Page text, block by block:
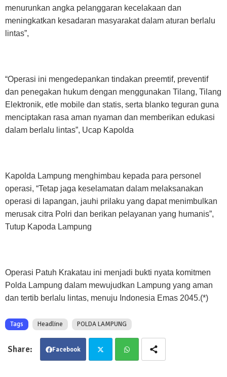
menurunkan angka pelanggaran kecelakaan dan
meningkatkan kesadaran masyarakat dalam aturan berlalu
lintas”,
“Operasi ini mengedepankan tindakan preemtif, preventif
dan penegakan hukum dengan menggunakan Tilang, Tilang
Elektronik, etle mobile dan statis, serta blanko teguran guna
menciptakan rasa aman nyaman dan memberikan edukasi
dalam berlalu lintas”, Ucap Kapolda
Kapolda Lampung menghimbau kepada para personel
operasi, “Tetap jaga keselamatan dalam melaksanakan
operasi di lapangan, jauhi prilaku yang dapat menimbulkan
merusak citra Polri dan berikan pelayanan yang humanis”,
Tutup Kapoda Lampung
Operasi Patuh Krakatau ini menjadi bukti nyata komitmen
Polda Lampung dalam mewujudkan Lampung yang aman
dan tertib berlalu lintas, menuju Indonesia Emas 2045.(*)
Tags Headline POLDA LAMPUNG
Facebook